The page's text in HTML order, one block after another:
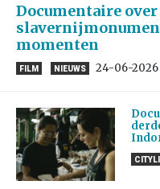
Documentaire over
momenten
FILM NIEUWS 24-06-2026